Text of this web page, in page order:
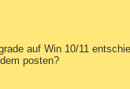
auf Win 10/11
posten?